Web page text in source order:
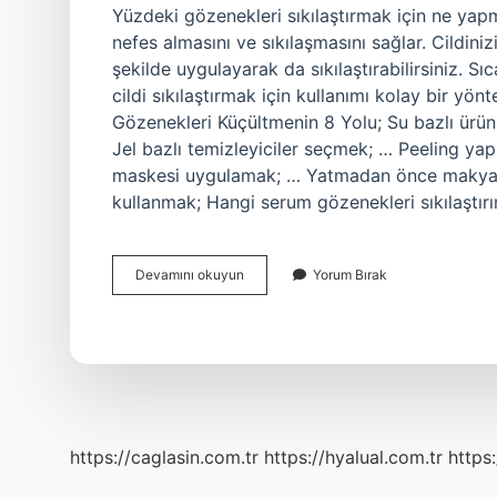
Yüzdeki gözenekleri sıkılaştırmak için ne
nefes almasını ve sıkılaşmasını sağlar.
şekilde uygulayarak da sıkılaştırabilirsiniz.
cildi sıkılaştırmak için kullanımı kolay bir
Gözenekleri Küçültmenin 8 Yolu; Su bazlı
Jel bazlı temizleyiciler seçmek; … Peeling
maskesi uygulamak; … Yatmadan önce
kullanmak; Hangi serum gözenekleri
Devamını okuyun Yüzdeki
Gözenekleri
Yorum Bırak
https://caglasin.com.tr https://hyalual.com.tr